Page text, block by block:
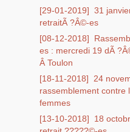
[29-01-2019] 31
retraitÃ ?Â©-es
[08-12-2018]
es : mercredi 19 dÃ
Â Toulon
[18-11-2018]
24
rassemblement contre
femmes
[13-10-2018]
18